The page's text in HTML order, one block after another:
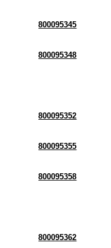
800095345
800095348
800095352
800095355
800095358
800095362